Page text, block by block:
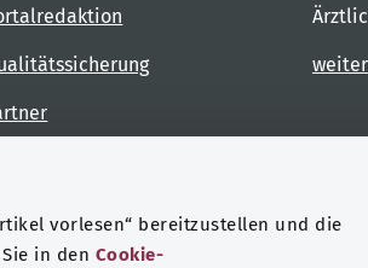
vorlesen“ bereitzustellen und die
in den Cookie-